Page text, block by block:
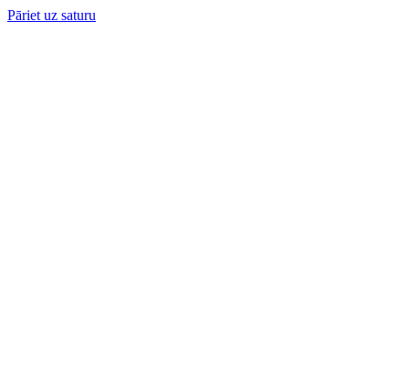
Pāriet uz saturu